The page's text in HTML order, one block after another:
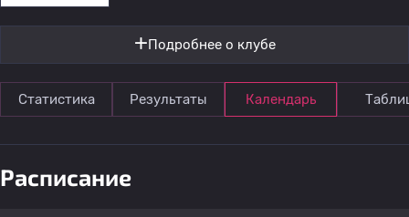
Подробнее о клубе
Статистика Результаты Календарь
Расписание